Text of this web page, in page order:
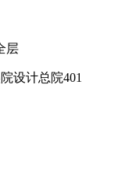
层
设计总院401